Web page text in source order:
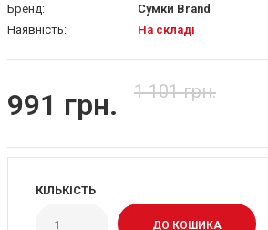
Бренд:
Сумки Brand
Наявність:
На складі
991 грн. 1 101 грн.
КІЛЬКІСТЬ